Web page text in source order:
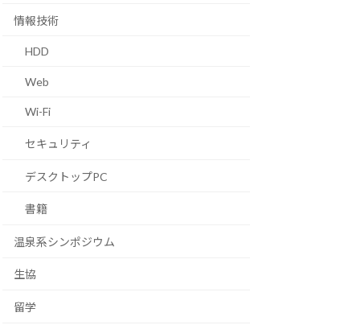
情報技術
HDD
Web
Wi-Fi
セキュリティ
デスクトップPC
書籍
温泉系シンポジウム
生協
留学